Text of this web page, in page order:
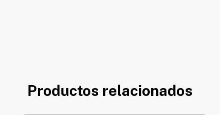
Productos relacionados